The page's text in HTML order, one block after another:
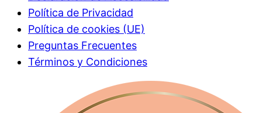
Política de Privacidad
Política de cookies (UE)
Preguntas Frecuentes
Términos y Condiciones